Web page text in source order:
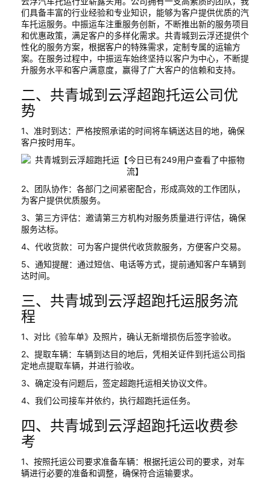
们具备丰富的行业经验和专业知识，能够为客户提供优质的汽
车托运服务。中振运车注重服务创新，不断推出新的服务项目
和优惠政策，满足客户的多样化需求。共青城到云浮还提供个
性化的服务方案，根据客户的特殊需求，定制专属的运输方
案。在服务过程中，中振运车始终坚持以客户为中心，不断提
升服务水平和客户满意度，赢得了广大客户的信赖和支持。
二、共青城到云浮超跑托运公司优
势
1、准时到达：严格按照承诺的时间将车辆送达目的地，确保
客户按时用车。
2、团队协作：各部门之间紧密配合，形成高效的工作团队，
为客户提供优质服务。
3、第三方评估：邀请第三方机构对服务质量进行评估，确保
服务达标。
4、代收货款：可为客户提供代收货款服务，方便客户交易。
5、通知提醒：通过短信、电话等方式，提前通知客户车辆到
达时间。
三、共青城到云浮超跑托运服务流
程
1、对比《验车单》及照片，确认无新增损伤后签字验收。
2、提取车辆：车辆到达目的地后，凭相关证件到托运公司指
定地点提取车辆，并进行验收。
3、确定没有问题后，签定超跑托运相关协议文件。
4、我们公司接车并依约，执行超跑托运任务。
四、共青城到云浮超跑托运收费参
考
1、按照托运公司要求准备车辆：根据托运公司的要求，对车
辆进行必要的准备和调整，确保符合运输要求。